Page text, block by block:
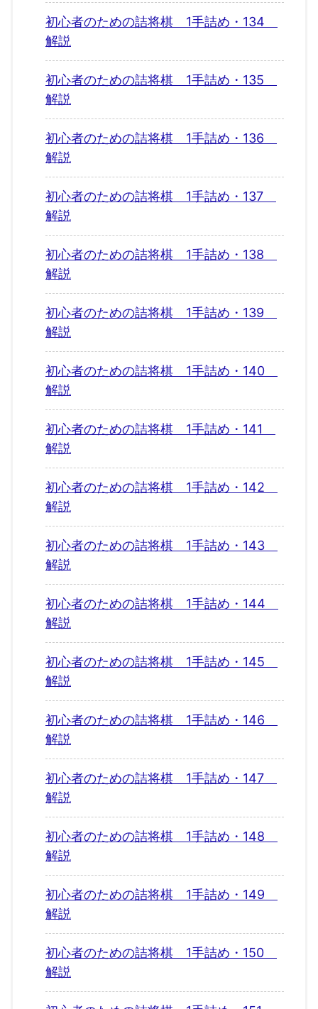
初心者のための詰将棋 1手詰め・134
解説
初心者のための詰将棋 1手詰め・135
解説
初心者のための詰将棋 1手詰め・136
解説
初心者のための詰将棋 1手詰め・137
解説
初心者のための詰将棋 1手詰め・138
解説
初心者のための詰将棋 1手詰め・139
解説
初心者のための詰将棋 1手詰め・140
解説
初心者のための詰将棋 1手詰め・141
解説
初心者のための詰将棋 1手詰め・142
解説
初心者のための詰将棋 1手詰め・143
解説
初心者のための詰将棋 1手詰め・144
解説
初心者のための詰将棋 1手詰め・145
解説
初心者のための詰将棋 1手詰め・146
解説
初心者のための詰将棋 1手詰め・147
解説
初心者のための詰将棋 1手詰め・148
解説
初心者のための詰将棋 1手詰め・149
解説
初心者のための詰将棋 1手詰め・150
解説